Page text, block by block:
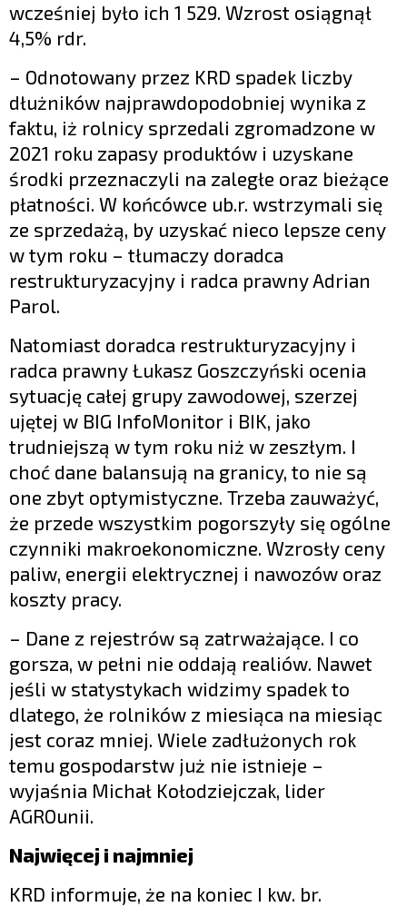
wcześniej było ich 1 529. Wzrost osiągnął
4,5% rdr.
– Odnotowany przez KRD spadek liczby
dłużników najprawdopodobniej wynika z
faktu, iż rolnicy sprzedali zgromadzone w
2021 roku zapasy produktów i uzyskane
środki przeznaczyli na zaległe oraz bieżące
płatności. W końcówce ub.r. wstrzymali się
ze sprzedażą, by uzyskać nieco lepsze ceny
w tym roku – tłumaczy doradca
restrukturyzacyjny i radca prawny Adrian
Parol.
Natomiast doradca restrukturyzacyjny i
radca prawny Łukasz Goszczyński ocenia
sytuację całej grupy zawodowej, szerzej
ujętej w BIG InfoMonitor i BIK, jako
trudniejszą w tym roku niż w zeszłym. I
choć dane balansują na granicy, to nie są
one zbyt optymistyczne. Trzeba zauważyć,
że przede wszystkim pogorszyły się ogólne
czynniki makroekonomiczne. Wzrosły ceny
paliw, energii elektrycznej i nawozów oraz
koszty pracy.
– Dane z rejestrów są zatrważające. I co
gorsza, w pełni nie oddają realiów. Nawet
jeśli w statystykach widzimy spadek to
dlatego, że rolników z miesiąca na miesiąc
jest coraz mniej. Wiele zadłużonych rok
temu gospodarstw już nie istnieje –
wyjaśnia Michał Kołodziejczak, lider
AGROunii.
Najwięcej i najmniej
KRD informuje, że na koniec I kw. br.